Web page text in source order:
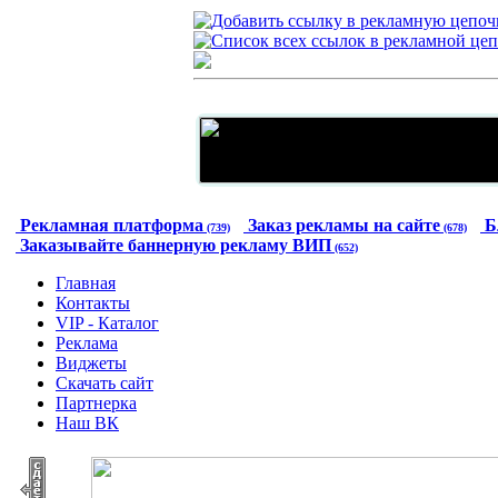
Рекламная платформа (739) Заказ рекламы на сайте (678)
Заказывайте баннерную рекламу ВИП (652)
Главная
Контакты
VIP - Каталог
Реклама
Виджеты
Скачать сайт
Партнерка
Наш ВК